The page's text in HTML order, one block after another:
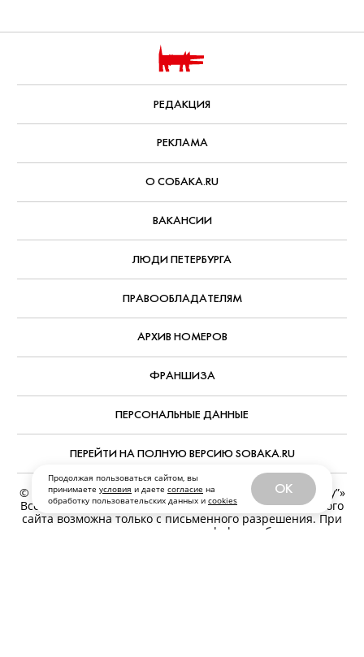
Продолжая пользоваться сайтом, вы
принимаете условия и даете согласие на
обработку пользовательских данных и cookies
OK
РЕДАКЦИЯ
РЕКЛАМА
О СОБАКА.RU
ВАКАНСИИ
ЛЮДИ ПЕТЕРБУРГА
ПРАВООБЛАДАТЕЛЯМ
АРХИВ НОМЕРОВ
ФРАНШИЗА
ПЕРСОНАЛЬНЫЕ ДАННЫЕ
ПЕРЕЙТИ НА ПОЛНУЮ ВЕРСИЮ SOBAKA.RU
© ООО «Журналы и сайты «Фабрика контента “Точка Ру”»
Все права защищены. Перепечатка материалов данного
сайта возможна только с письменного разрешения. При
цитировании ссылка на www.sobaka.ru обязательна.